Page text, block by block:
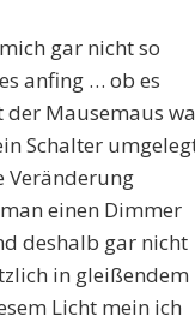
gar nicht so
anfing … ob es
Mausemaus
Schalter
Veränderung
einen Dimmer
deshalb gar nicht
in gleißendem
Licht mein ich